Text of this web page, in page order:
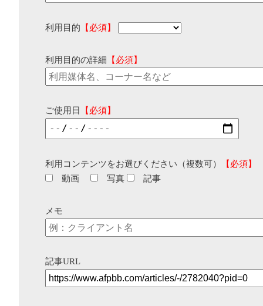
利用目的 【必須】
利用目的の詳細 【必須】
ご使用日 【必須】
利用コンテンツをお選びください（複数可）
【必須】
動画
写真 記事
メモ
記事URL